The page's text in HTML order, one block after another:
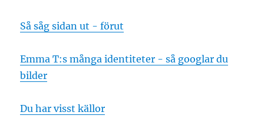
Så såg sidan ut - förut
Emma T:s många identiteter - så googlar du
bilder
Du har visst källor